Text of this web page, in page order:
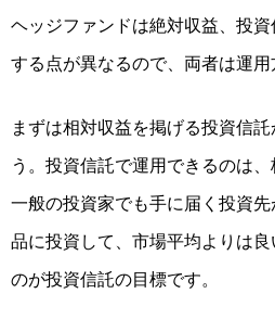
ヘッジファンドは絶対収益、投
する点が異なるので、両者は運用
まずは相対収益を掲げる投資信
う。投資信託で運用できるのは
一般の投資家でも手に届く投資
品に投資して、市場平均よりは
のが投資信託の目標です。